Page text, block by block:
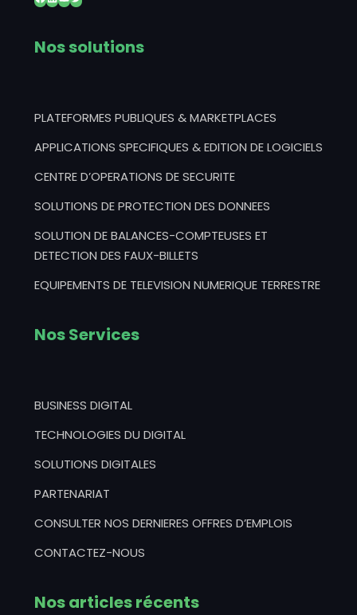
Nos solutions
PLATEFORMES PUBLIQUES & MARKETPLACES
APPLICATIONS SPECIFIQUES & EDITION DE LOGICIELS
CENTRE D’OPERATIONS DE SECURITE
SOLUTIONS DE PROTECTION DES DONNEES
SOLUTION DE BALANCES-COMPTEUSES ET
DETECTION DES FAUX-BILLETS
EQUIPEMENTS DE TELEVISION NUMERIQUE TERRESTRE
Nos Services
BUSINESS DIGITAL
TECHNOLOGIES DU DIGITAL
SOLUTIONS DIGITALES
PARTENARIAT
CONSULTER NOS DERNIERES OFFRES D’EMPLOIS
CONTACTEZ-NOUS
Nos articles récents